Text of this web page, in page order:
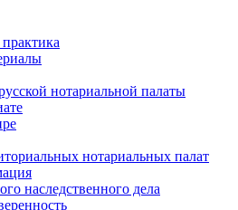
нотариальной палаты
нотариальных палат
наследственного дела